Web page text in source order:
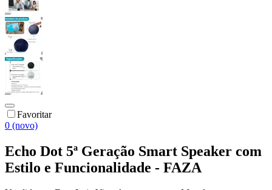
Favoritar
0 (novo)
Echo Dot 5ª Geração Smart Speaker com
Estilo e Funcionalidade - FAZA